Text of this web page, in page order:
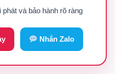
và bảo hành rõ ràng
Nhắn Zalo